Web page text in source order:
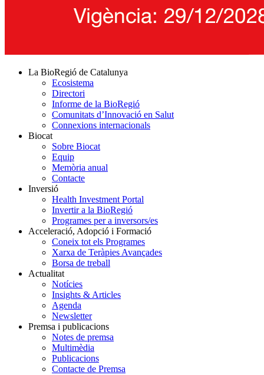
La BioRegió de Catalunya
Ecosistema
Directori
Informe de la BioRegió
Comunitats d’Innovació en Salut
Connexions internacionals
Biocat
Sobre Biocat
Equip
Memòria anual
Contacte
Inversió
Health Investment Portal
Invertir a la BioRegió
Programes per a inversors/es
Acceleració, Adopció i Formació
Coneix tot els Programes
Xarxa de Teràpies Avançades
Borsa de treball
Actualitat
Notícies
Insights & Articles
Agenda
Newsletter
Premsa i publicacions
Notes de premsa
Multimèdia
Publicacions
Contacte de Premsa